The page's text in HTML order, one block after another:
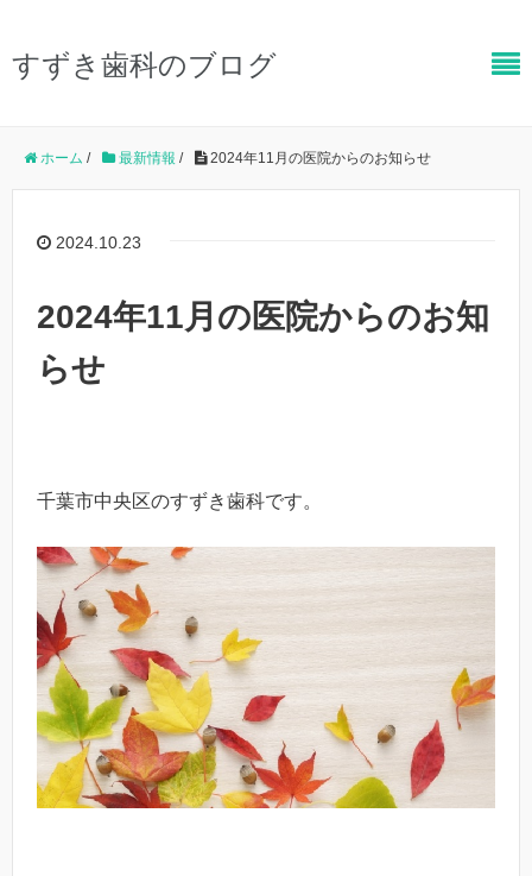
すずき歯科のブログ
ホーム / 最新情報 / 2024年11月の医院からのお知らせ
2024.10.23
2024年11月の医院からのお知
らせ
千葉市中央区のすずき歯科です。